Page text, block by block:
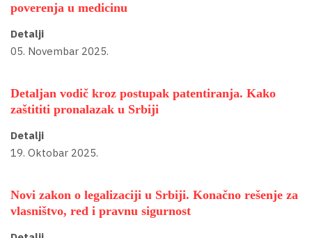
poverenja u medicinu
Detalji
05. Novembar 2025.
Detaljan vodič kroz postupak patentiranja. Kako
zaštititi pronalazak u Srbiji
Detalji
19. Oktobar 2025.
Novi zakon o legalizaciji u Srbiji. Konačno rešenje za
vlasništvo, red i pravnu sigurnost